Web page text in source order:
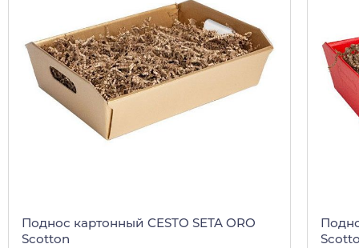
Поднос картонный CESTO SETA ORO
Scotton